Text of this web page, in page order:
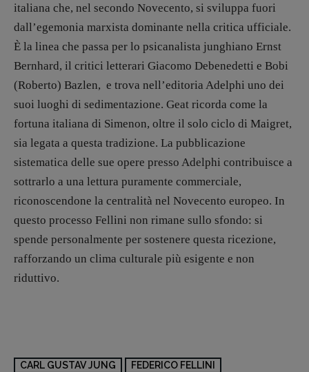
italiana che, nel secondo Novecento, si sviluppa fuori
dall’egemonia marxista dominante nella critica ufficiale.
È la linea che passa per lo psicanalista junghiano Ernst
Bernhard, il critici letterari Giacomo Debenedetti e Bobi
(Roberto) Bazlen, e trova nell’editoria Adelphi uno dei
suoi luoghi di sedimentazione. Geat ricorda come la
fortuna italiana di Simenon, oltre il solo ciclo di Maigret,
sia legata a questa tradizione. La pubblicazione
sistematica delle sue opere presso Adelphi contribuisce a
sottrarlo a una lettura puramente commerciale,
riconoscendone la centralità nel Novecento europeo. In
questo processo Fellini non rimane sullo sfondo: si
spende personalmente per sostenere questa ricezione,
rafforzando un clima culturale più esigente e non
riduttivo.
CARL GUSTAV JUNG
FEDERICO FELLINI